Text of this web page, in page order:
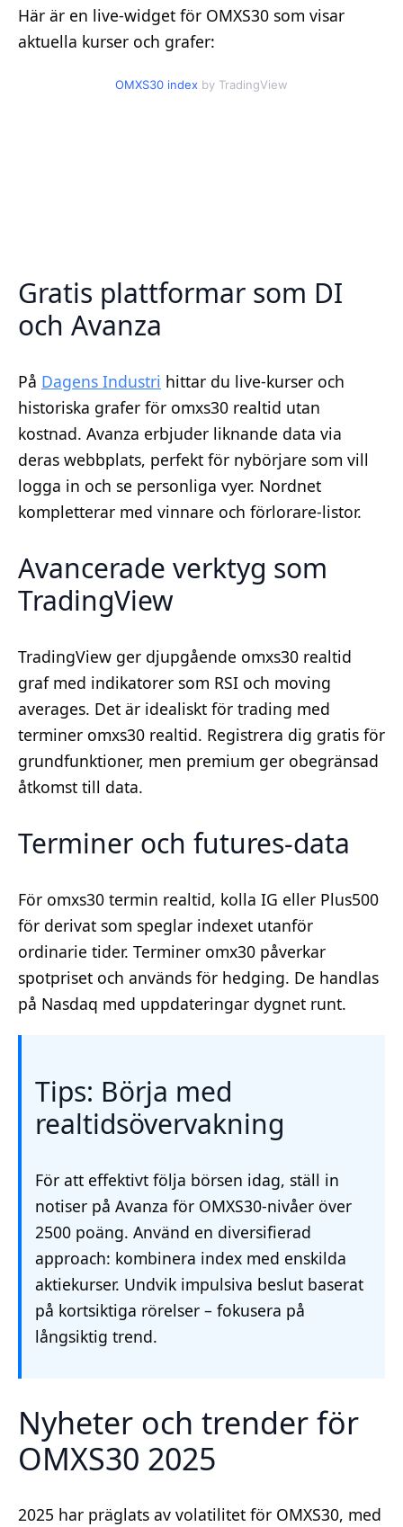
Här är en live-widget för OMXS30 som visar
aktuella kurser och grafer:
OMXS30 index by TradingView
Gratis plattformar som DI
och Avanza
På Dagens Industri hittar du live-kurser och
historiska grafer för omxs30 realtid utan
kostnad. Avanza erbjuder liknande data via
deras webbplats, perfekt för nybörjare som vill
logga in och se personliga vyer. Nordnet
kompletterar med vinnare och förlorare-listor.
Avancerade verktyg som
TradingView
TradingView ger djupgående omxs30 realtid
graf med indikatorer som RSI och moving
averages. Det är idealiskt för trading med
terminer omxs30 realtid. Registrera dig gratis för
grundfunktioner, men premium ger obegränsad
åtkomst till data.
Terminer och futures-data
För omxs30 termin realtid, kolla IG eller Plus500
för derivat som speglar indexet utanför
ordinarie tider. Terminer omx30 påverkar
spotpriset och används för hedging. De handlas
på Nasdaq med uppdateringar dygnet runt.
Tips: Börja med
realtidsövervakning
För att effektivt följa börsen idag, ställ in
notiser på Avanza för OMXS30-nivåer över
2500 poäng. Använd en diversifierad
approach: kombinera index med enskilda
aktiekurser. Undvik impulsiva beslut baserat
på kortsiktiga rörelser – fokusera på
långsiktig trend.
Nyheter och trender för
OMXS30 2025
2025 har präglats av volatilitet för OMXS30, med